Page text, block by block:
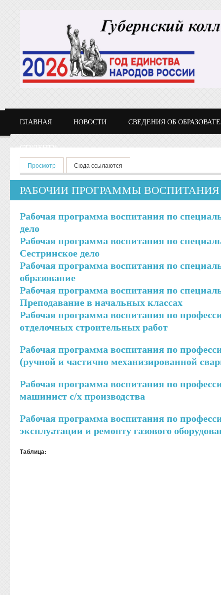
ГЛАВНАЯ НОВОСТИ СВЕДЕНИЯ ОБ
СТУДЕНТУ
Главные вкладки
Просмотр (активная вкладка)
Сюда ссылаются
РАБОЧИИ ПРОГРАММЫ ВОСПИТАНИЯ
Рабочая программа воспитания по
дело
Рабочая программа воспитания по
Сестринское дело
Рабочая программа воспитания по
образование
Рабочая программа воспитания по
Преподавание в начальных классах
Рабочая программа воспитания по
отделочных строительных работ
Рабочая программа воспитания по
(ручной и частично механизированной
Рабочая программа воспитания по
машинист с/х производства
Рабочая программа воспитания по
эксплуатации и ремонту газового
Таблица: